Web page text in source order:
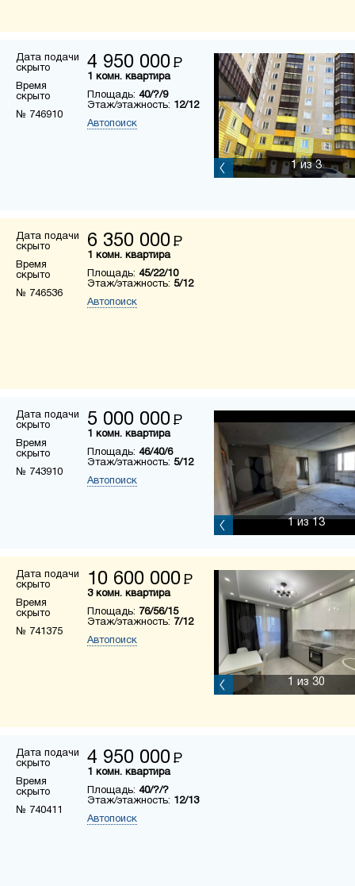
Дата подачи
скрыто
Время
скрыто
№ 746910
4 950 000 Р
1 комн. квартира
Площадь: 40/?/9
Этаж/этажность: 12/12
Автопоиск
1из 3
Дата подачи
скрыто
Время
скрыто
№ 746536
6 350 000 Р
1 комн. квартира
Площадь: 45/22/10
Этаж/этажность: 5/12
Автопоиск
Дата подачи
скрыто
Время
скрыто
№ 743910
5 000 000 Р
1 комн. квартира
Площадь: 46/40/6
Этаж/этажность: 5/12
Автопоиск
1из 13
Дата подачи
скрыто
Время
скрыто
№ 741375
10 600 000 Р
3 комн. квартира
Площадь: 76/56/15
Этаж/этажность: 7/12
Автопоиск
1 из 30
Дата подачи
скрыто
Время
скрыто
№ 740411
4 950 000 Р
1 комн. квартира
Площадь: 40/?/?
Этаж/этажность: 12/13
Автопоиск